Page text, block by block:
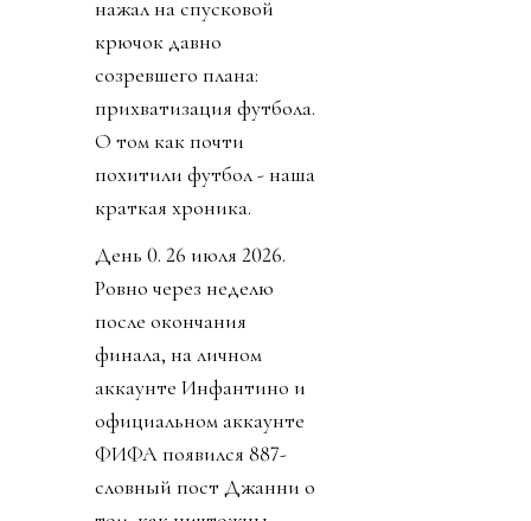
нажал на спусковой
крючок давно
созревшего плана:
прихватизация футбола.
О том как почти
похитили футбол - наша
краткая хроника.
День 0. 26 июля 2026.
Ровно через неделю
после окончания
финала, на личном
аккаунте Инфантино и
официальном аккаунте
ФИФА появился 887-
словный пост Джанни о